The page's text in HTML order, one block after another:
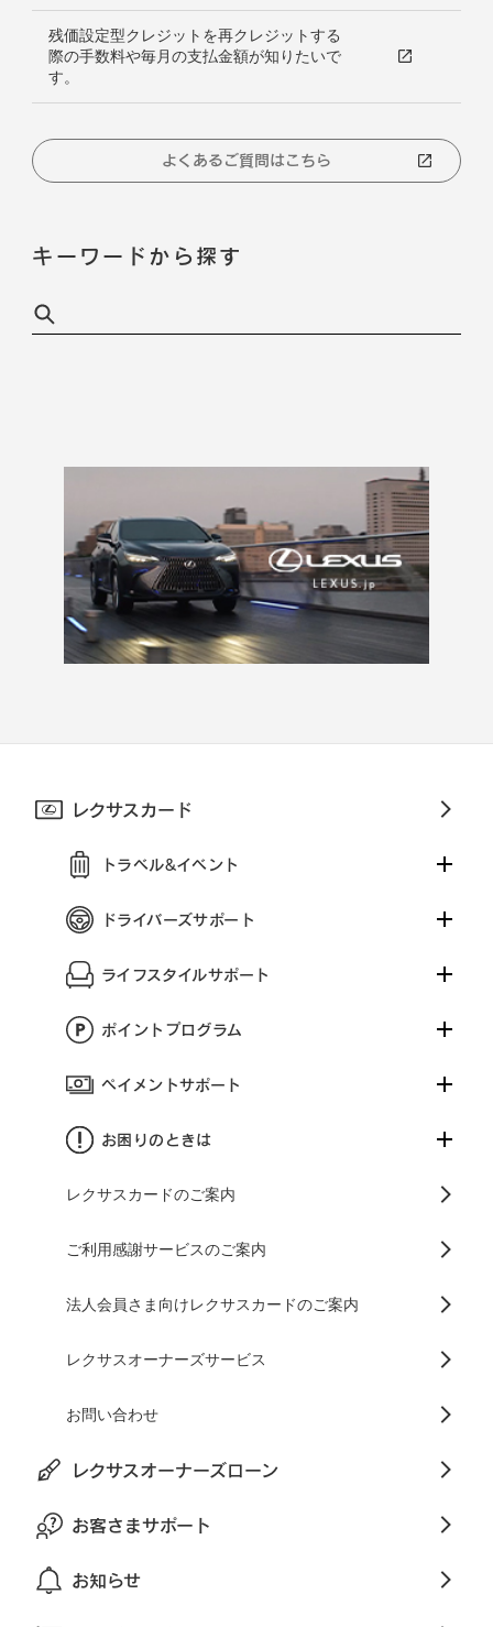
残価設定型クレジットを再クレジットする
際の手数料や毎月の支払金額が知りたいで
す。
よくあるご質問はこちら
キーワードから探す
レクサスカード
トラベル&イベント
ドライバーズサポート
ライフスタイルサポート
ポイントプログラム
ペイメントサポート
お困りのときは
レクサスカードのご案内
ご利用感謝サービスのご案内
法人会員さま向けレクサスカードのご案内
レクサスオーナーズサービス
お問い合わせ
レクサスオーナーズローン
お客さまサポート
お知らせ